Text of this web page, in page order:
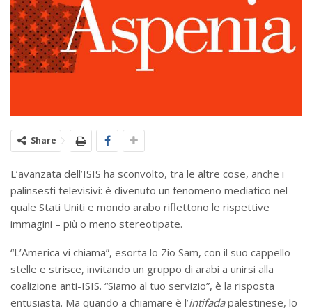
Share
L’avanzata dell’ISIS ha sconvolto, tra le altre cose, anche i
palinsesti televisivi: è divenuto un fenomeno mediatico nel
quale Stati Uniti e mondo arabo riflettono le rispettive
immagini – più o meno stereotipate.
“L’America vi chiama”, esorta lo Zio Sam, con il suo cappello
stelle e strisce, invitando un gruppo di arabi a unirsi alla
coalizione anti-ISIS. “Siamo al tuo servizio”, è la risposta
entusiasta. Ma quando a chiamare è l’intifadapalestinese, lo